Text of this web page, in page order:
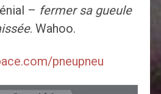
– fermer sa gueule
. Wahoo.
pneupneu